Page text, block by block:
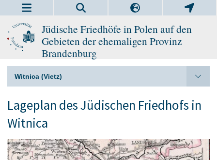
Jüdische Friedhöfe in Polen auf den
Gebieten der ehemaligen Provinz
Brandenburg
Witnica (Vietz)
Lageplan des Jüdischen Friedhofs in
Witnica